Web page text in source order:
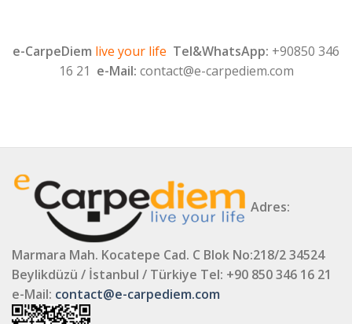
e-CarpeDiem live your life Tel&WhatsApp: +90850 346
16 21 e-Mail: contact@e-carpediem.com
Adres:
Marmara Mah. Kocatepe Cad. C Blok No:218/2 34524
Beylikdüzü / İstanbul / Türkiye Tel: +90 850 346 16 21
e-Mail: contact@e-carpediem.com